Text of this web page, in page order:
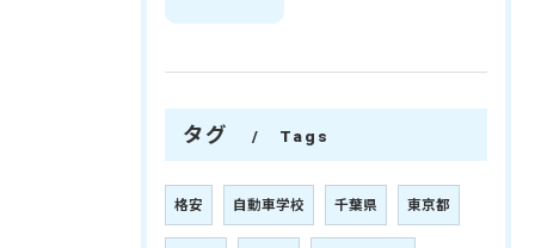
タグ Tags
格安 自動車学校 千葉県 東京都